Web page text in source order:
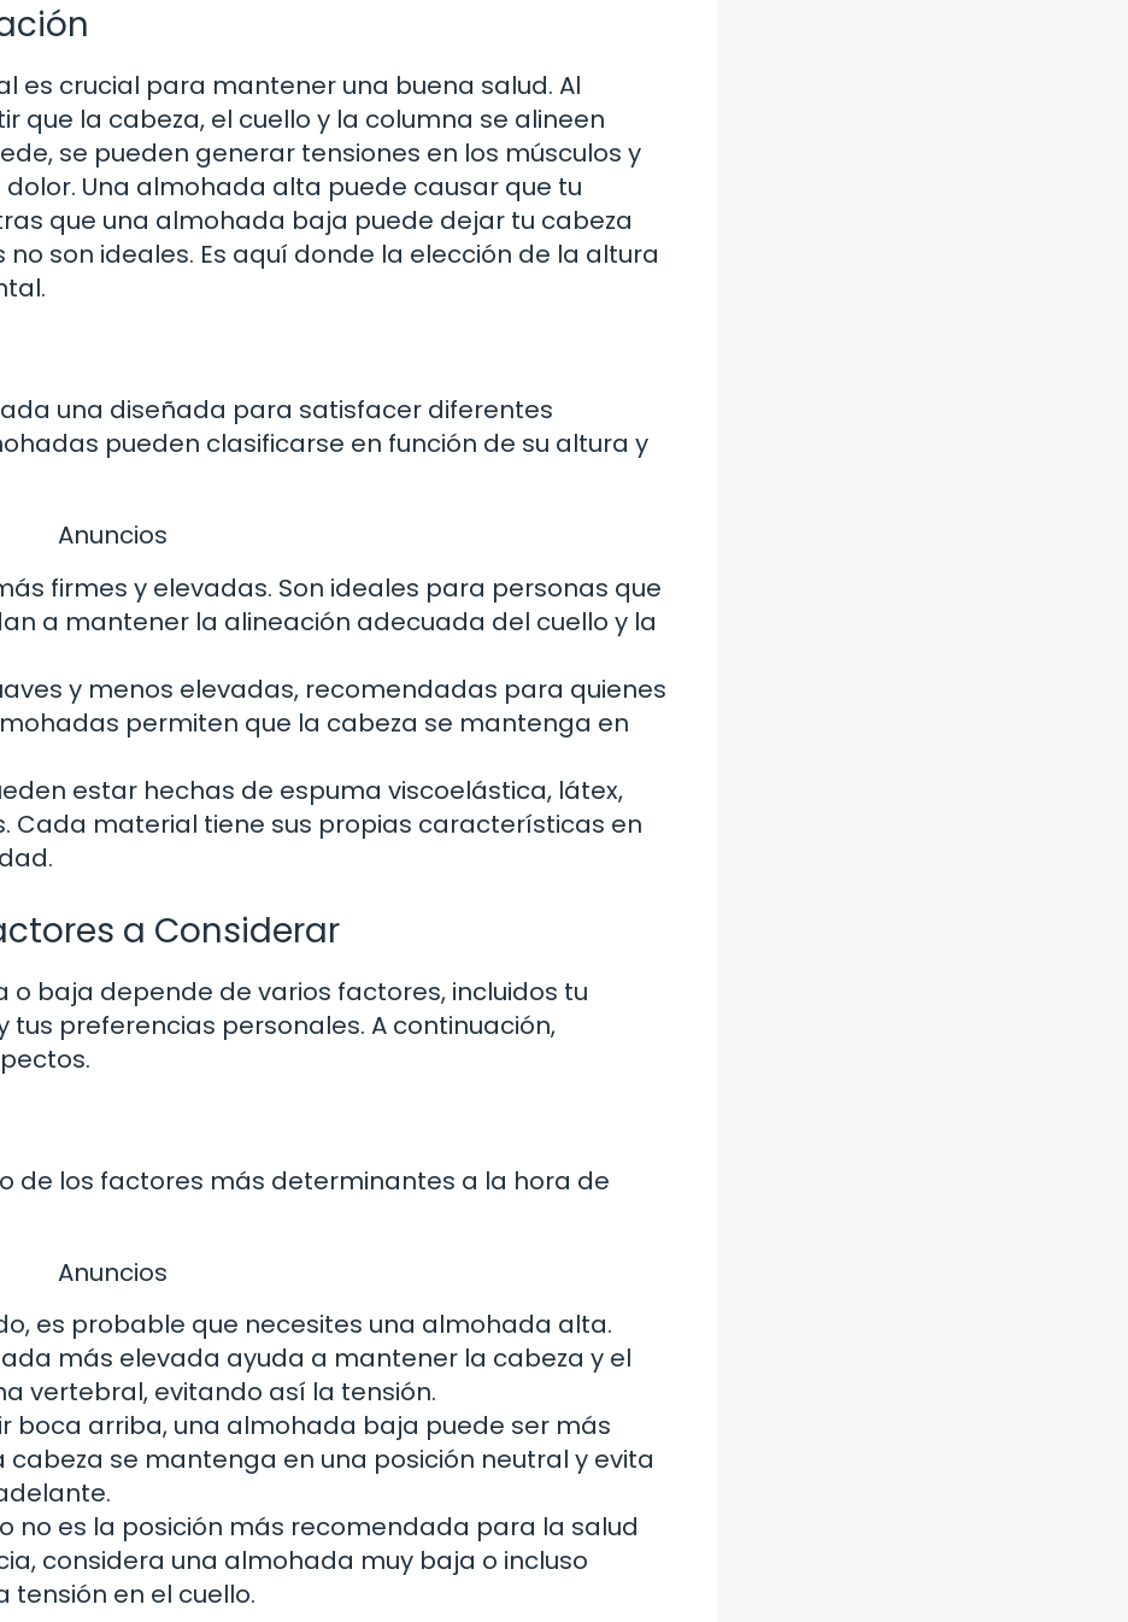
es crucial para mantener una buena salud. Al
que la cabeza, el cuello y la columna se alineen
se pueden generar tensiones en los músculos y
Una almohada alta puede causar que tu
que una almohada baja puede dejar tu cabeza
son ideales. Es aquí donde la elección de la altura
una diseñada para satisfacer diferentes
pueden clasificarse en función de su altura y
Anuncios
firmes y elevadas. Son ideales para personas que
a mantener la alineación adecuada del cuello y la
y menos elevadas, recomendadas para quienes
permiten que la cabeza se mantenga en
estar hechas de espuma viscoelástica, látex,
Cada material tiene sus propias características en
a Considerar
baja depende de varios factores, incluidos tu
preferencias personales. A continuación,
de los factores más determinantes a la hora de
Anuncios
es probable que necesites una almohada alta.
más elevada ayuda a mantener la cabeza y el
vertebral, evitando así la tensión.
boca arriba, una almohada baja puede ser más
se mantenga en una posición neutral y evita
no es la posición más recomendada para la salud
considera una almohada muy baja o incluso
tensión en el cuello.